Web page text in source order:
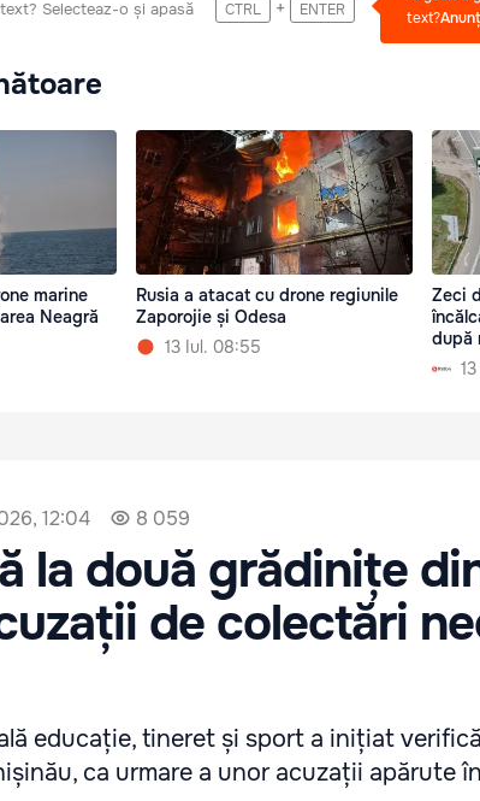
Selecteaz-o și apasă CTRL + ENTER
text?
marine
Neagră
Rusia a atacat cu drone regiunile
Zaporojie și Odesa
13 Iul. 08:55
Zeci
după
12:04 8 059
la două grădinițe
de colectări
educație, tineret și sport a inițiat
ca urmare a unor acuzații apărute